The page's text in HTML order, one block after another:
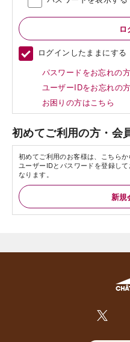
ログインしたままにする
パスワードをお忘れの
ユーザーIDをお忘れの
お困りの方はこちら
初めてご利用の方・会
初めてご利用のお客様は、こちらか
ユーザーIDとパスワードを登録し
なります。